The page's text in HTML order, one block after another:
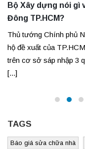
Bộ Xây dựng nói gì
Đông TP.HCM?
Thủ tướng Chính phủ
hộ đề xuất của
trên cơ sở sáp nhập 3
[...]
TAGS
Báo giá sửa chữa nhà